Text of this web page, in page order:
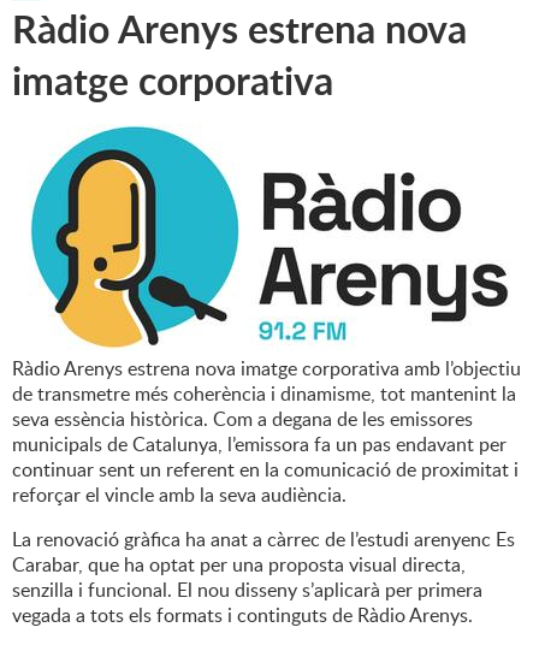
Ràdio Arenys estrena nova
imatge corporativa
Ràdio Arenys estrena nova imatge corporativa amb l’objectiu
de transmetre més coherència i dinamisme, tot mantenint la
seva essència històrica. Com a degana de les emissores
municipals de Catalunya, l’emissora fa un pas endavant per
continuar sent un referent en la comunicació de proximitat i
reforçar el vincle amb la seva audiència.
La renovació gràfica ha anat a càrrec de l’estudi arenyenc Es
Carabar, que ha optat per una proposta visual directa,
senzilla i funcional. El nou disseny s’aplicarà per primera
vegada a tots els formats i continguts de Ràdio Arenys.